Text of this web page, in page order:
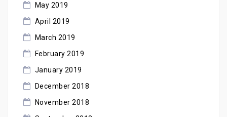
May 2019
April 2019
March 2019
February 2019
January 2019
December 2018
November 2018